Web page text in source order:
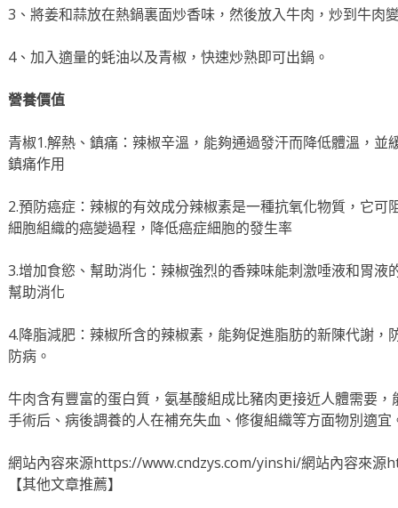
3、將姜和蒜放在熱鍋裏面炒香味，然後放入牛肉，炒到牛肉
4、加入適量的蚝油以及青椒，快速炒熟即可出鍋。
營養價值
青椒1.解熱、鎮痛：辣椒辛溫，能夠通過發汗而降低體溫，並
鎮痛作用
2.預防癌症：辣椒的有效成分辣椒素是一種抗氧化物質，它可
細胞組織的癌變過程，降低癌症細胞的發生率
3.增加食慾、幫助消化：辣椒強烈的香辣味能刺激唾液和胃液
幫助消化
4.降脂減肥：辣椒所含的辣椒素，能夠促進脂肪的新陳代謝，
防病。
牛肉含有豐富的蛋白質，氨基酸組成比豬肉更接近人體需要
手術后、病後調養的人在補充失血、修復組織等方面物別適宜
網站內容來源https://www.cndzys.com/yinshi/網站內容來源
【其他文章推薦】